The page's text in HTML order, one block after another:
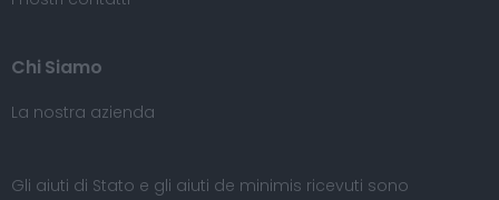
Chi Siamo
La nostra azienda
Gli aiuti di Stato e gli aiuti de minimis ricevuti sono